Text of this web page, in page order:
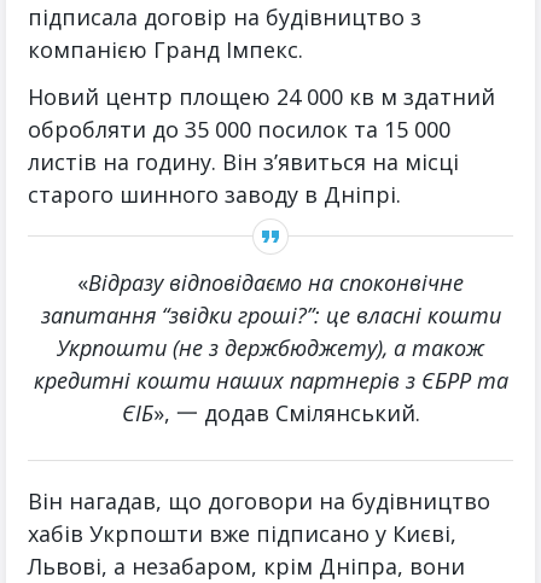
підписала договір на будівництво з
компанією Гранд Імпекс.
Новий центр площею 24 000 кв м здатний
обробляти до 35 000 посилок та 15 000
листів на годину. Він з’явиться на місці
старого шинного заводу в Дніпрі.
«Відразу відповідаємо на споконвічне
запитання “звідки гроші?”: це власні кошти
Укрпошти (не з держбюджету), а також
кредитні кошти наших партнерів з ЄБРР та
ЄІБ», 一 додав Смілянський.
Він нагадав, що договори на будівництво
хабів Укрпошти вже підписано у Києві,
Львові, а незабаром, крім Дніпра, вони